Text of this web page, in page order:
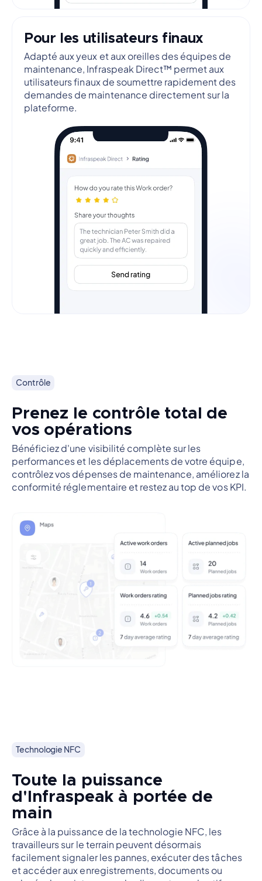
Pour les utilisateurs finaux
Adapté aux yeux et aux oreilles des équipes de
maintenance, Infraspeak Direct™ permet aux
utilisateurs finaux de soumettre rapidement des
demandes de maintenance directement sur la
plateforme.
Contrôle
Prenez le contrôle total de
vos opérations
Bénéficiez d'une visibilité complète sur les
performances et les déplacements de votre équipe,
contrôlez vos dépenses de maintenance, améliorez la
conformité réglementaire et restez au top de vos KPI.
Technologie NFC
Toute la puissance
d'Infraspeak à portée de
main
Grâce à la puissance de la technologie NFC, les
travailleurs sur le terrain peuvent désormais
facilement signaler les pannes, exécuter des tâches
et accéder aux enregistrements, documents ou